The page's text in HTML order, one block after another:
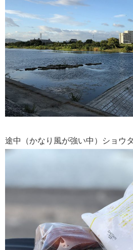
途中（かなり風が強い中）ショウ